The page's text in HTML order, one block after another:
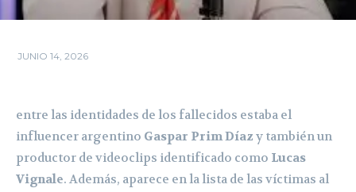
JUNIO 14, 2026
entre las identidades de los fallecidos estaba el
influencer argentino Gaspar Prim Díaz y también un
productor de videoclips identificado como Lucas
Vignale. Además, aparece en la lista de las víctimas al